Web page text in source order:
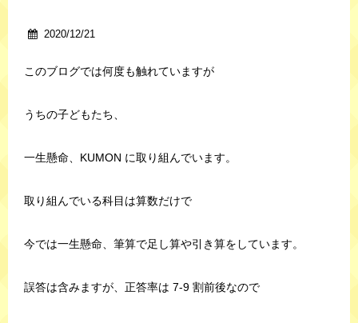
2020/12/21
このブログでは何度も触れていますが
うちの子どもたち、
一生懸命、KUMON に取り組んでいます。
取り組んでいる科目は算数だけで
今では一生懸命、筆算で足し算や引き算をしています。
誤答は含みますが、正答率は 7-9 割前後なので